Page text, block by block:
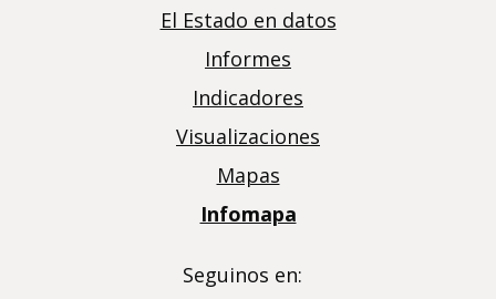
El Estado en datos
Informes
Indicadores
Visualizaciones
Mapas
Infomapa
Seguinos en: